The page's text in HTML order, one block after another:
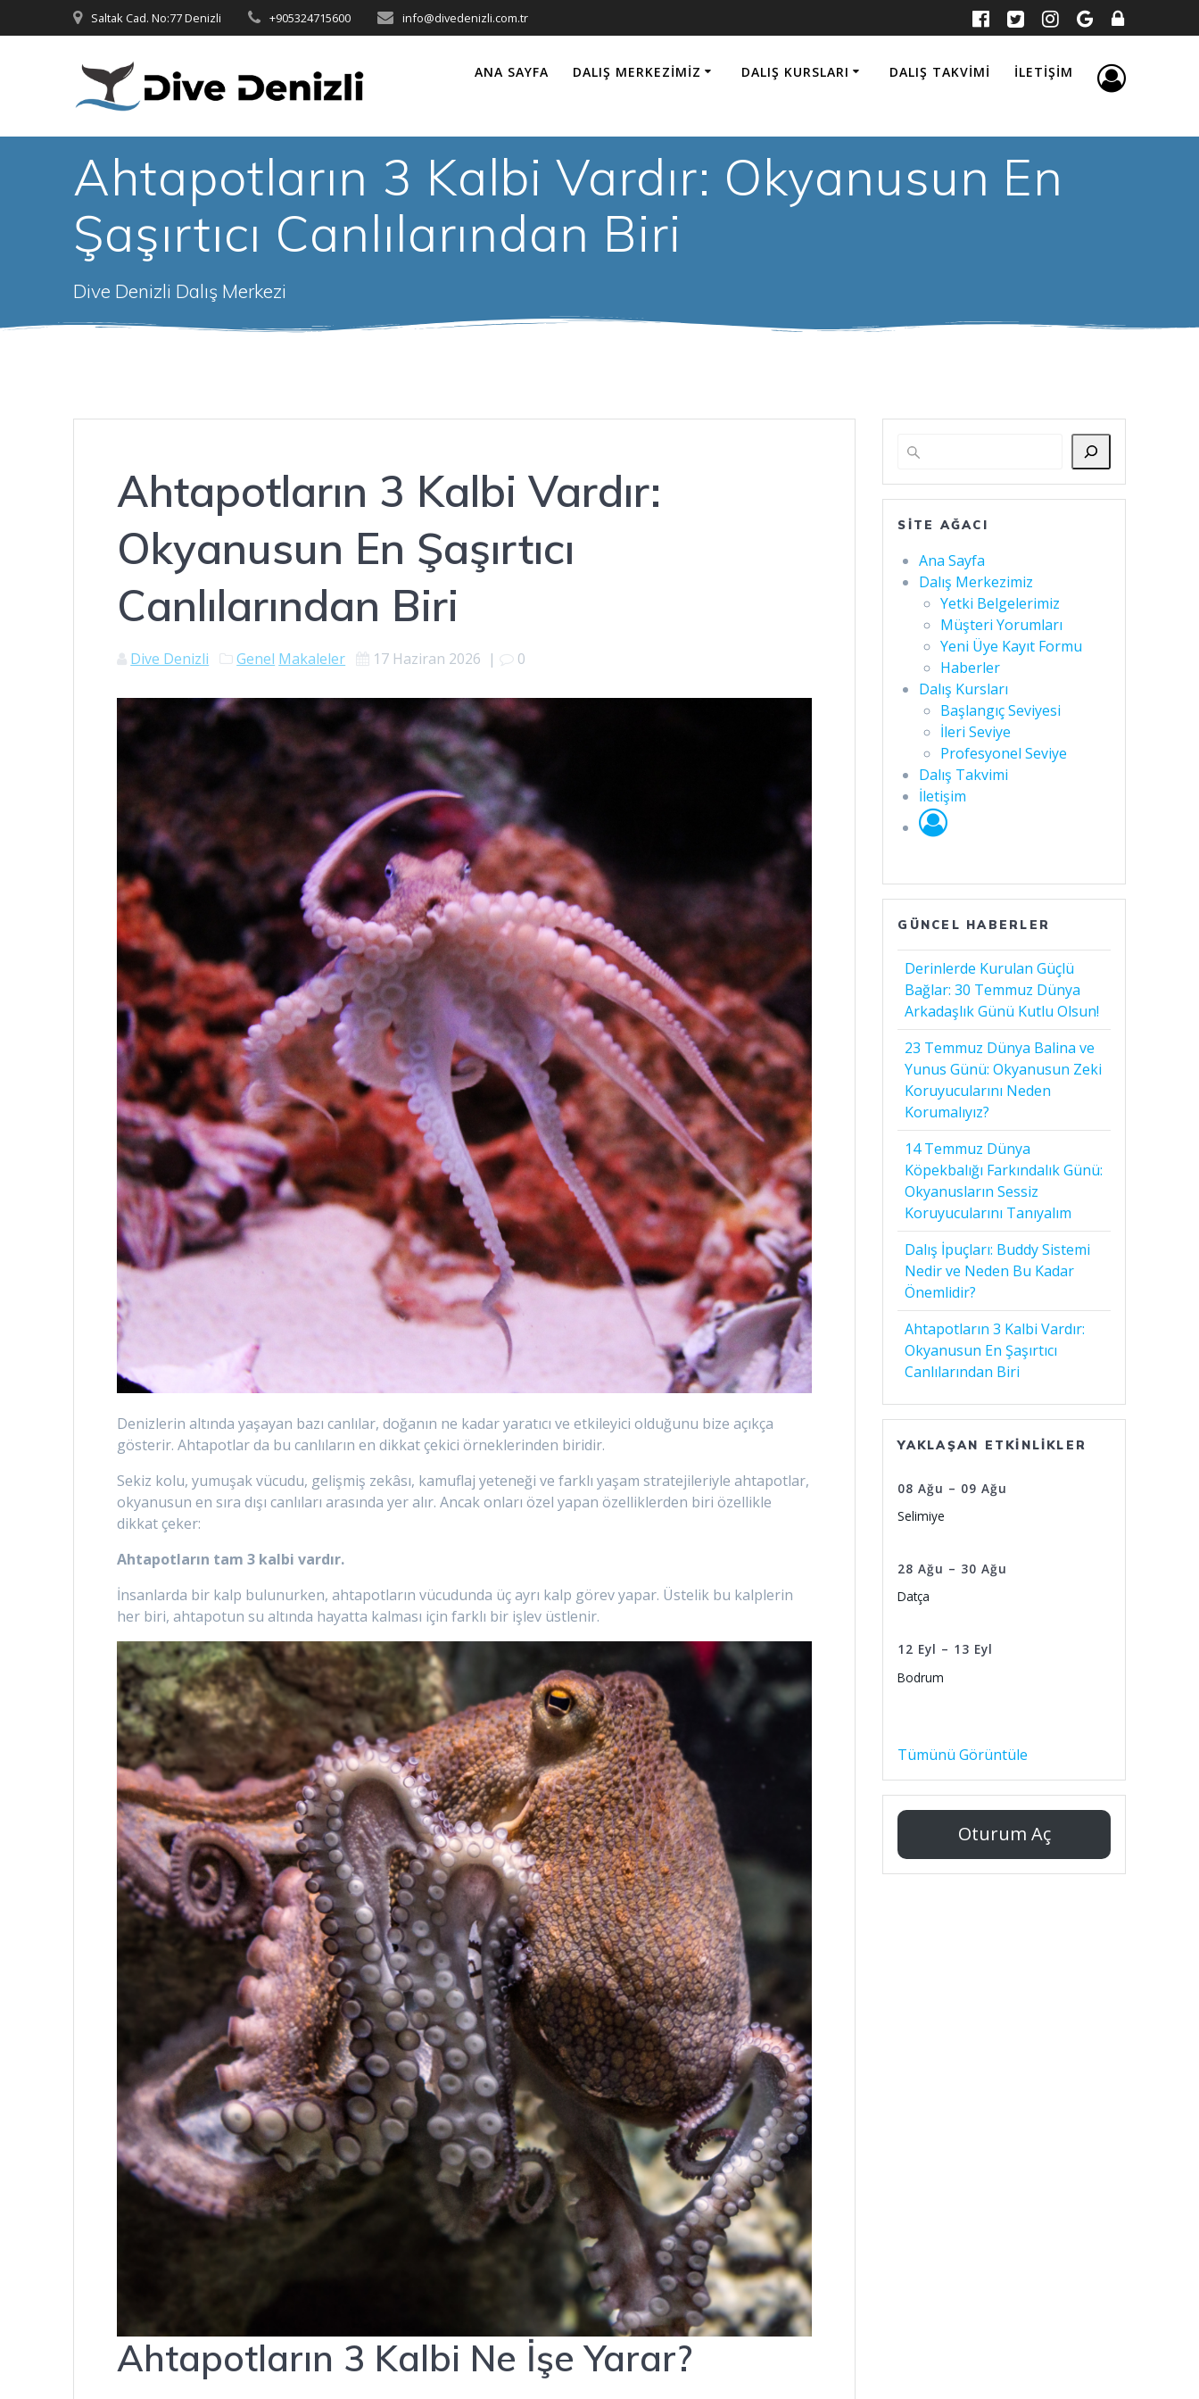
to
Saltak Cad. No:77 Denizli +905324715600 info@divedenizli.com.tr
ANA SAYFA DALIŞ MERKEZIMIZ DALIŞ KURSLARI DALIŞ TAKVIMI İLETIŞIM
Ahtapotların 3 Kalbi Vardır: Okyanusun En
Şaşırtıcı Canlılarından Biri
Dive Denizli Dalış Merkezi
Ahtapotların 3 Kalbi Vardır:
Okyanusun En Şaşırtıcı
Canlılarından Biri
Dive Denizli Genel Makaleler 17 Haziran 2026 | 0
Denizlerin altında yaşayan bazı canlılar, doğanın ne kadar yaratıcı ve etkileyici olduğunu bize açıkça
gösterir. Ahtapotlar da bu canlıların en dikkat çekici örneklerinden biridir.
Sekiz kolu, yumuşak vücudu, gelişmiş zekâsı, kamuflaj yeteneği ve farklı yaşam stratejileriyle ahtapotlar,
okyanusun en sıra dışı canlıları arasında yer alır. Ancak onları özel yapan özelliklerden biri özellikle
dikkat çeker:
Ahtapotların tam 3 kalbi vardır.
İnsanlarda bir kalp bulunurken, ahtapotların vücudunda üç ayrı kalp görev yapar. Üstelik bu kalplerin
her biri, ahtapotun su altında hayatta kalması için farklı bir işlev üstlenir.
Ahtapotların 3 Kalbi Ne İşe Yarar?
SITE AĞACI
Ana Sayfa
Dalış Merkezimiz
Yetki Belgelerimiz
Müşteri Yorumları
Yeni Üye Kayıt Formu
Haberler
Dalış Kursları
Başlangıç Seviyesi
İleri Seviye
Profesyonel Seviye
Dalış Takvimi
İletişim
GÜNCEL HABERLER
Derinlerde Kurulan Güçlü
Bağlar: 30 Temmuz Dünya
Arkadaşlık Günü Kutlu Olsun!
23 Temmuz Dünya Balina ve
Yunus Günü: Okyanusun Zeki
Koruyucularını Neden
Korumalıyız?
14 Temmuz Dünya
Köpekbalığı Farkındalık Günü:
Okyanusların Sessiz
Koruyucularını Tanıyalım
Dalış İpuçları: Buddy Sistemi
Nedir ve Neden Bu Kadar
Önemlidir?
Ahtapotların 3 Kalbi Vardır:
Okyanusun En Şaşırtıcı
Canlılarından Biri
YAKLAŞAN ETKINLIKLER
08 Ağu – 09 Ağu
Selimiye
28 Ağu – 30 Ağu
Datça
12 Eyl – 13 Eyl
Bodrum
Tümünü Görüntüle
Oturum Aç